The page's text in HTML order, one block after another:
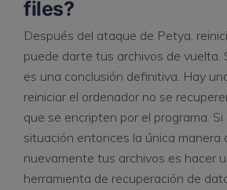
files?
Después del ataque de Petya,
puede darte tus archivos de vuelta.
es una conclusión definitiva. Hay
reiniciar el ordenador no se
que se encripten por el programa.
situación entonces la única manera
nuevamente tus archivos es hacer
herramienta de recuperación de